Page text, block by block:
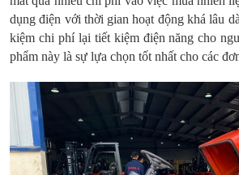
dụng điện với thời gian hoạt động khá lâu
kiệm chi phí lại tiết kiệm điện năng cho
phẩm này là sự lựa chọn tốt nhất cho các